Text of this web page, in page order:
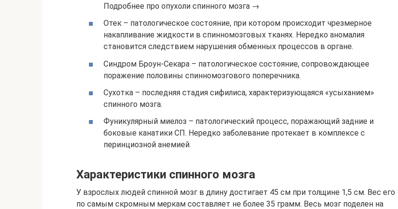
Подробнее про опухоли спинного мозга →
Отек – патологическое состояние, при котором происходит чрезмерное
накапливание жидкости в спинномозговых тканях. Нередко аномалия
становится следствием нарушения обменных процессов в органе.
Синдром Броун-Секара – патологическое состояние, сопровождающее
поражение половины спинномозгового поперечника.
Сухотка – последняя стадия сифилиса, характеризующаяся «усыханием»
спинного мозга.
Фуникулярный миелоз – патологический процесс, поражающий задние и
боковые канатики СП. Нередко заболевание протекает в комплексе с
перинциозной анемией.
Характеристики спинного мозга
У взрослых людей спинной мозг в длину достигает 45 см при толщине 1,5 см. Вес его
по самым скромным меркам составляет не более 35 грамм. Весь мозг поделен на